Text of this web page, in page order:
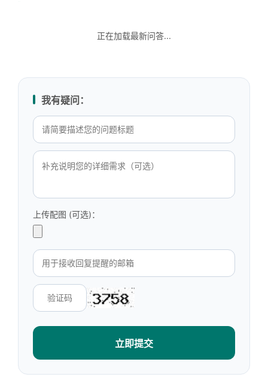
正在加载最新问答...
我有疑问：
上传配图 (可选)：
立即提交